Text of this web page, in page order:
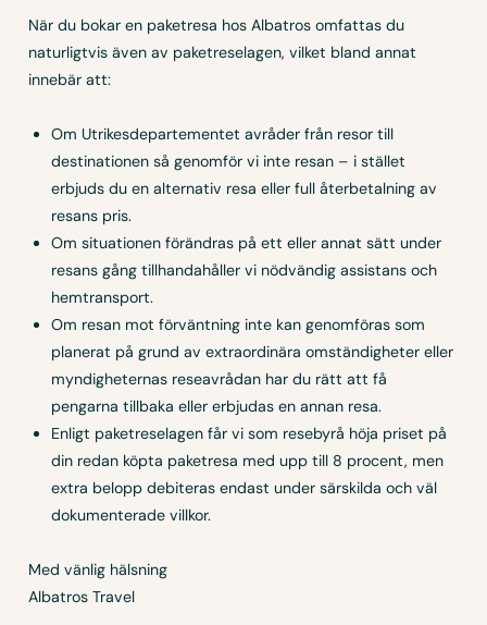
När du bokar en paketresa hos Albatros omfattas du
naturligtvis även av paketreselagen, vilket bland annat
innebär att:
Om Utrikesdepartementet avråder från resor till
destinationen så genomför vi inte resan – i stället
erbjuds du en alternativ resa eller full återbetalning av
resans pris.
Om situationen förändras på ett eller annat sätt under
resans gång tillhandahåller vi nödvändig assistans och
hemtransport.
Om resan mot förväntning inte kan genomföras som
planerat på grund av extraordinära omständigheter eller
myndigheternas reseavrådan har du rätt att få
pengarna tillbaka eller erbjudas en annan resa.
Enligt paketreselagen får vi som resebyrå höja priset på
din redan köpta paketresa med upp till 8 procent, men
extra belopp debiteras endast under särskilda och väl
dokumenterade villkor.
Med vänlig hälsning
Albatros Travel